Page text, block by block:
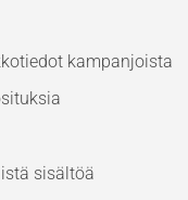
kampanjoista
sisältöä